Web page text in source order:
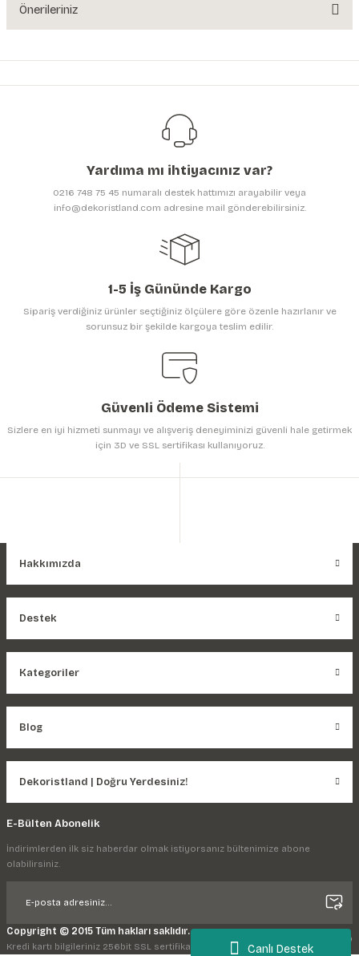
Canlı Destek
Önerileriniz
yetersiz gördüğünüz noktaları öneri formunu kullanarak tarafımıza
Görüş ve önerileriniz için teşekkür ederiz.
Ürün resmi kalitesiz, bozuk veya görüntülenemiyor.
Ürün bilgilerinde hatalar bulunuyor.
Gönder
Yardıma mı ihtiyacınız var?
0216 748 75 45 numaralı destek hattımızı arayabilir veya
info@dekoristland.com adresine mail gönderebilirsiniz.
1-5 İş Gününde Kargo
Sipariş verdiğiniz ürünler seçtiğiniz ölçülere göre özenle hazırlanır ve
sorunsuz bir şekilde kargoya teslim edilir.
Güvenli Ödeme Sistemi
Sizlere en iyi hizmeti sunmayı ve alışveriş deneyiminizi güvenli hale getirmek
için 3D ve SSL sertifikası kullanıyoruz.
Hakkımızda
Destek
Kategoriler
Blog
Dekoristland | Doğru Yerdesiniz!
E-Bülten Abonelik
İndirimlerden ilk siz haberdar olmak istiyorsanız bültenimize abone
olabilirsiniz.
Copyright © 2015 Tüm hakları saklıdır.
Kredi kartı bilgileriniz 256bit SSL sertifikası ile korunmaktadır.